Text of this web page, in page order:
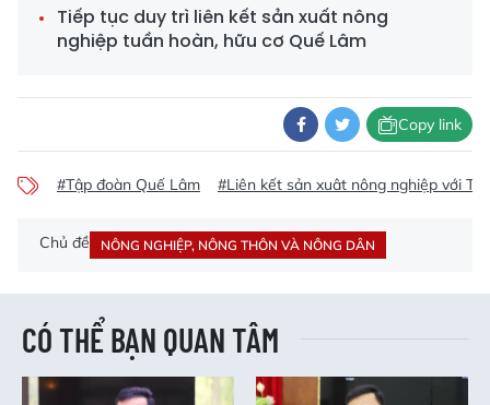
Tiếp tục duy trì liên kết sản xuất nông
nghiệp tuần hoàn, hữu cơ Quế Lâm
Copy link
#Tập đoàn Quế Lâm #Liên kết sản xuât nông nghiệp với
Chủ đề NÔNG NGHIỆP, NÔNG THÔN VÀ NÔNG DÂN
CÓ THỂ BẠN QUAN TÂM